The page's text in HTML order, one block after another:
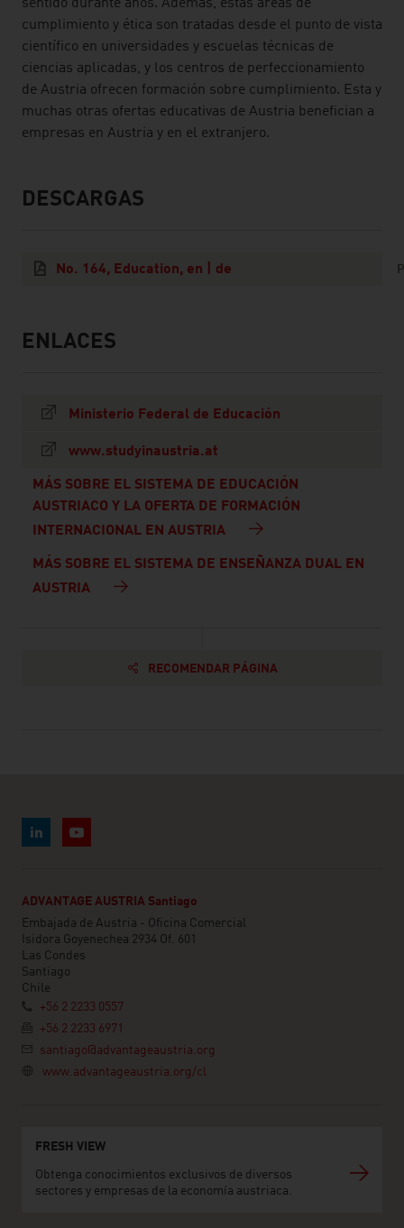
sentido durante años. Además, estas áreas de
cumplimiento y ética son tratadas desde el punto de vista
científico en universidades y escuelas técnicas de
ciencias aplicadas, y los centros de perfeccionamiento
de Austria ofrecen formación sobre cumplimiento. Esta y
muchas otras ofertas educativas de Austria benefician a
empresas en Austria y en el extranjero.
listen
downloads
DESCARGAS
No. 164, Education, en | de
listen
links
ENLACES
Ministerio Federal de Educación
www.studyinaustria.at
MÁS SOBRE EL SISTEMA DE EDUCACIÓN
AUSTRIACO Y LA OFERTA DE FORMACIÓN
INTERNACIONAL EN AUSTRIA
MÁS SOBRE EL SISTEMA DE ENSEÑANZA DUAL EN
AUSTRIA
RECOMENDAR PÁGINA
ADVANTAGE AUSTRIA Santiago
Embajada de Austria - Oficina Comercial
Isidora Goyenechea 2934 Of. 601
Las Condes
Santiago
Chile
+56 2 2233 0557
+56 2 2233 6971
santiago@advantageaustria.org
www.advantageaustria.org/cl
FRESH VIEW
Obtenga conocimientos exclusivos de diversos
sectores y empresas de la economía austriaca.